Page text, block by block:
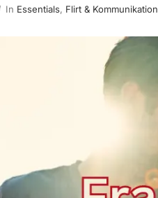
In Essentials, Flirt & Kommunikation